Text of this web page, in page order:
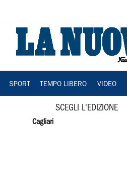
SPORT TEMPO LIBERO VIDEO
SCEGLI L'EDIZIONE
Cagliari